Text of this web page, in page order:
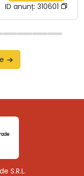
ID anunț: 310601
S.R.L.